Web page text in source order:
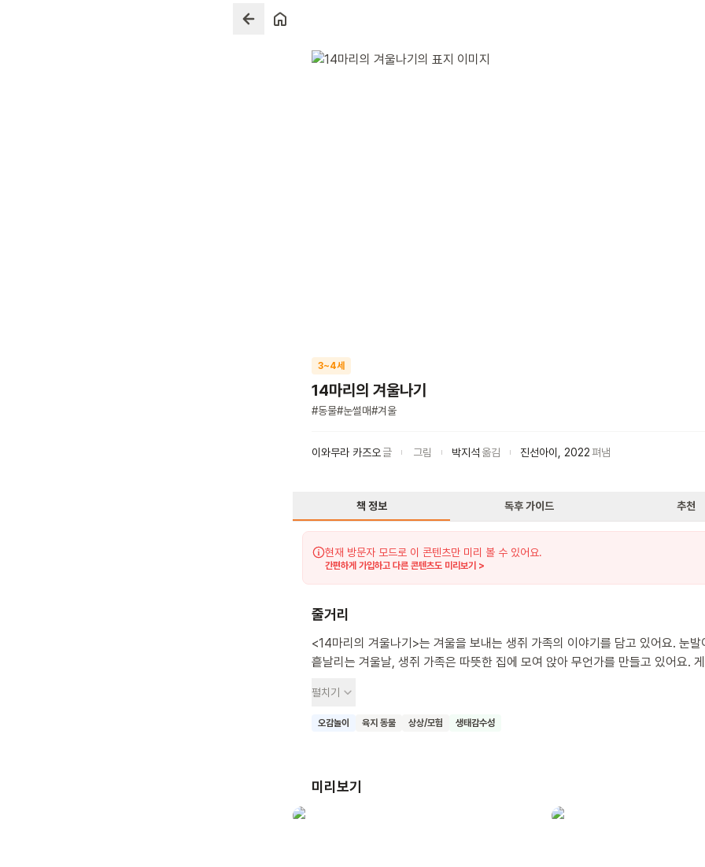
3~4세
14마리의 겨울나기
#동물#눈썰매#겨울
이와무라 카즈오 글 그림 박지석 옮김 진선아이 2022펴냄
책 정보 독후 가이드 추천
현재 방문자 모드로 이 콘텐츠만 미리 볼 수 있어요.
간편하게 가입하고 다른 콘텐츠도 미리보기 >
줄거리
<14마리의 겨울나기>는 겨울을 보내는 생쥐 가족의 이야기를 담고 있어요. 눈발
흩날리는 겨울날, 생쥐 가족은 따뜻한 집에 모여 앉아 무언가를 만들고 있어요.
읽는 이들의 마음도 따뜻하게 녹여주는 듯합니다. 눈이 그치고 햇살이 들어오자,
가족은 밖으로 나가 썰매를 타기 시작하네요. 우리 함께 이 책, <14마리의 겨울나
펼치기
오감놀이 육지 동물 상상/모험 생태감수성
미리보기